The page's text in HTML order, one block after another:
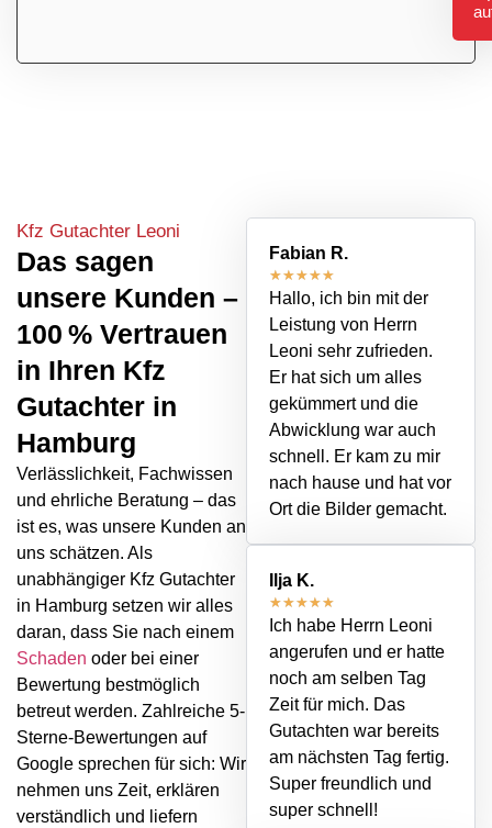
Kfz Gutachter Leoni
Das sagen
unsere Kunden –
100 % Vertrauen
in Ihren Kfz
Gutachter in
Hamburg
Verlässlichkeit, Fachwissen
und ehrliche Beratung – das
ist es, was unsere Kunden an
uns schätzen. Als
unabhängiger Kfz Gutachter
in Hamburg setzen wir alles
daran, dass Sie nach einem
Schaden oder bei einer
Bewertung bestmöglich
betreut werden. Zahlreiche 5-
Sterne-Bewertungen auf
Google sprechen für sich: Wir
nehmen uns Zeit, erklären
verständlich und liefern
Fabian R.
★★★★★
Hallo, ich bin mit der
Leistung von Herrn
Leoni sehr zufrieden.
Er hat sich um alles
gekümmert und die
Abwicklung war auch
schnell. Er kam zu mir
nach hause und hat vor
Ort die Bilder gemacht.
Ilja K.
★★★★★
Ich habe Herrn Leoni
angerufen und er hatte
noch am selben Tag
Zeit für mich. Das
Gutachten war bereits
am nächsten Tag fertig.
Super freundlich und
super schnell!